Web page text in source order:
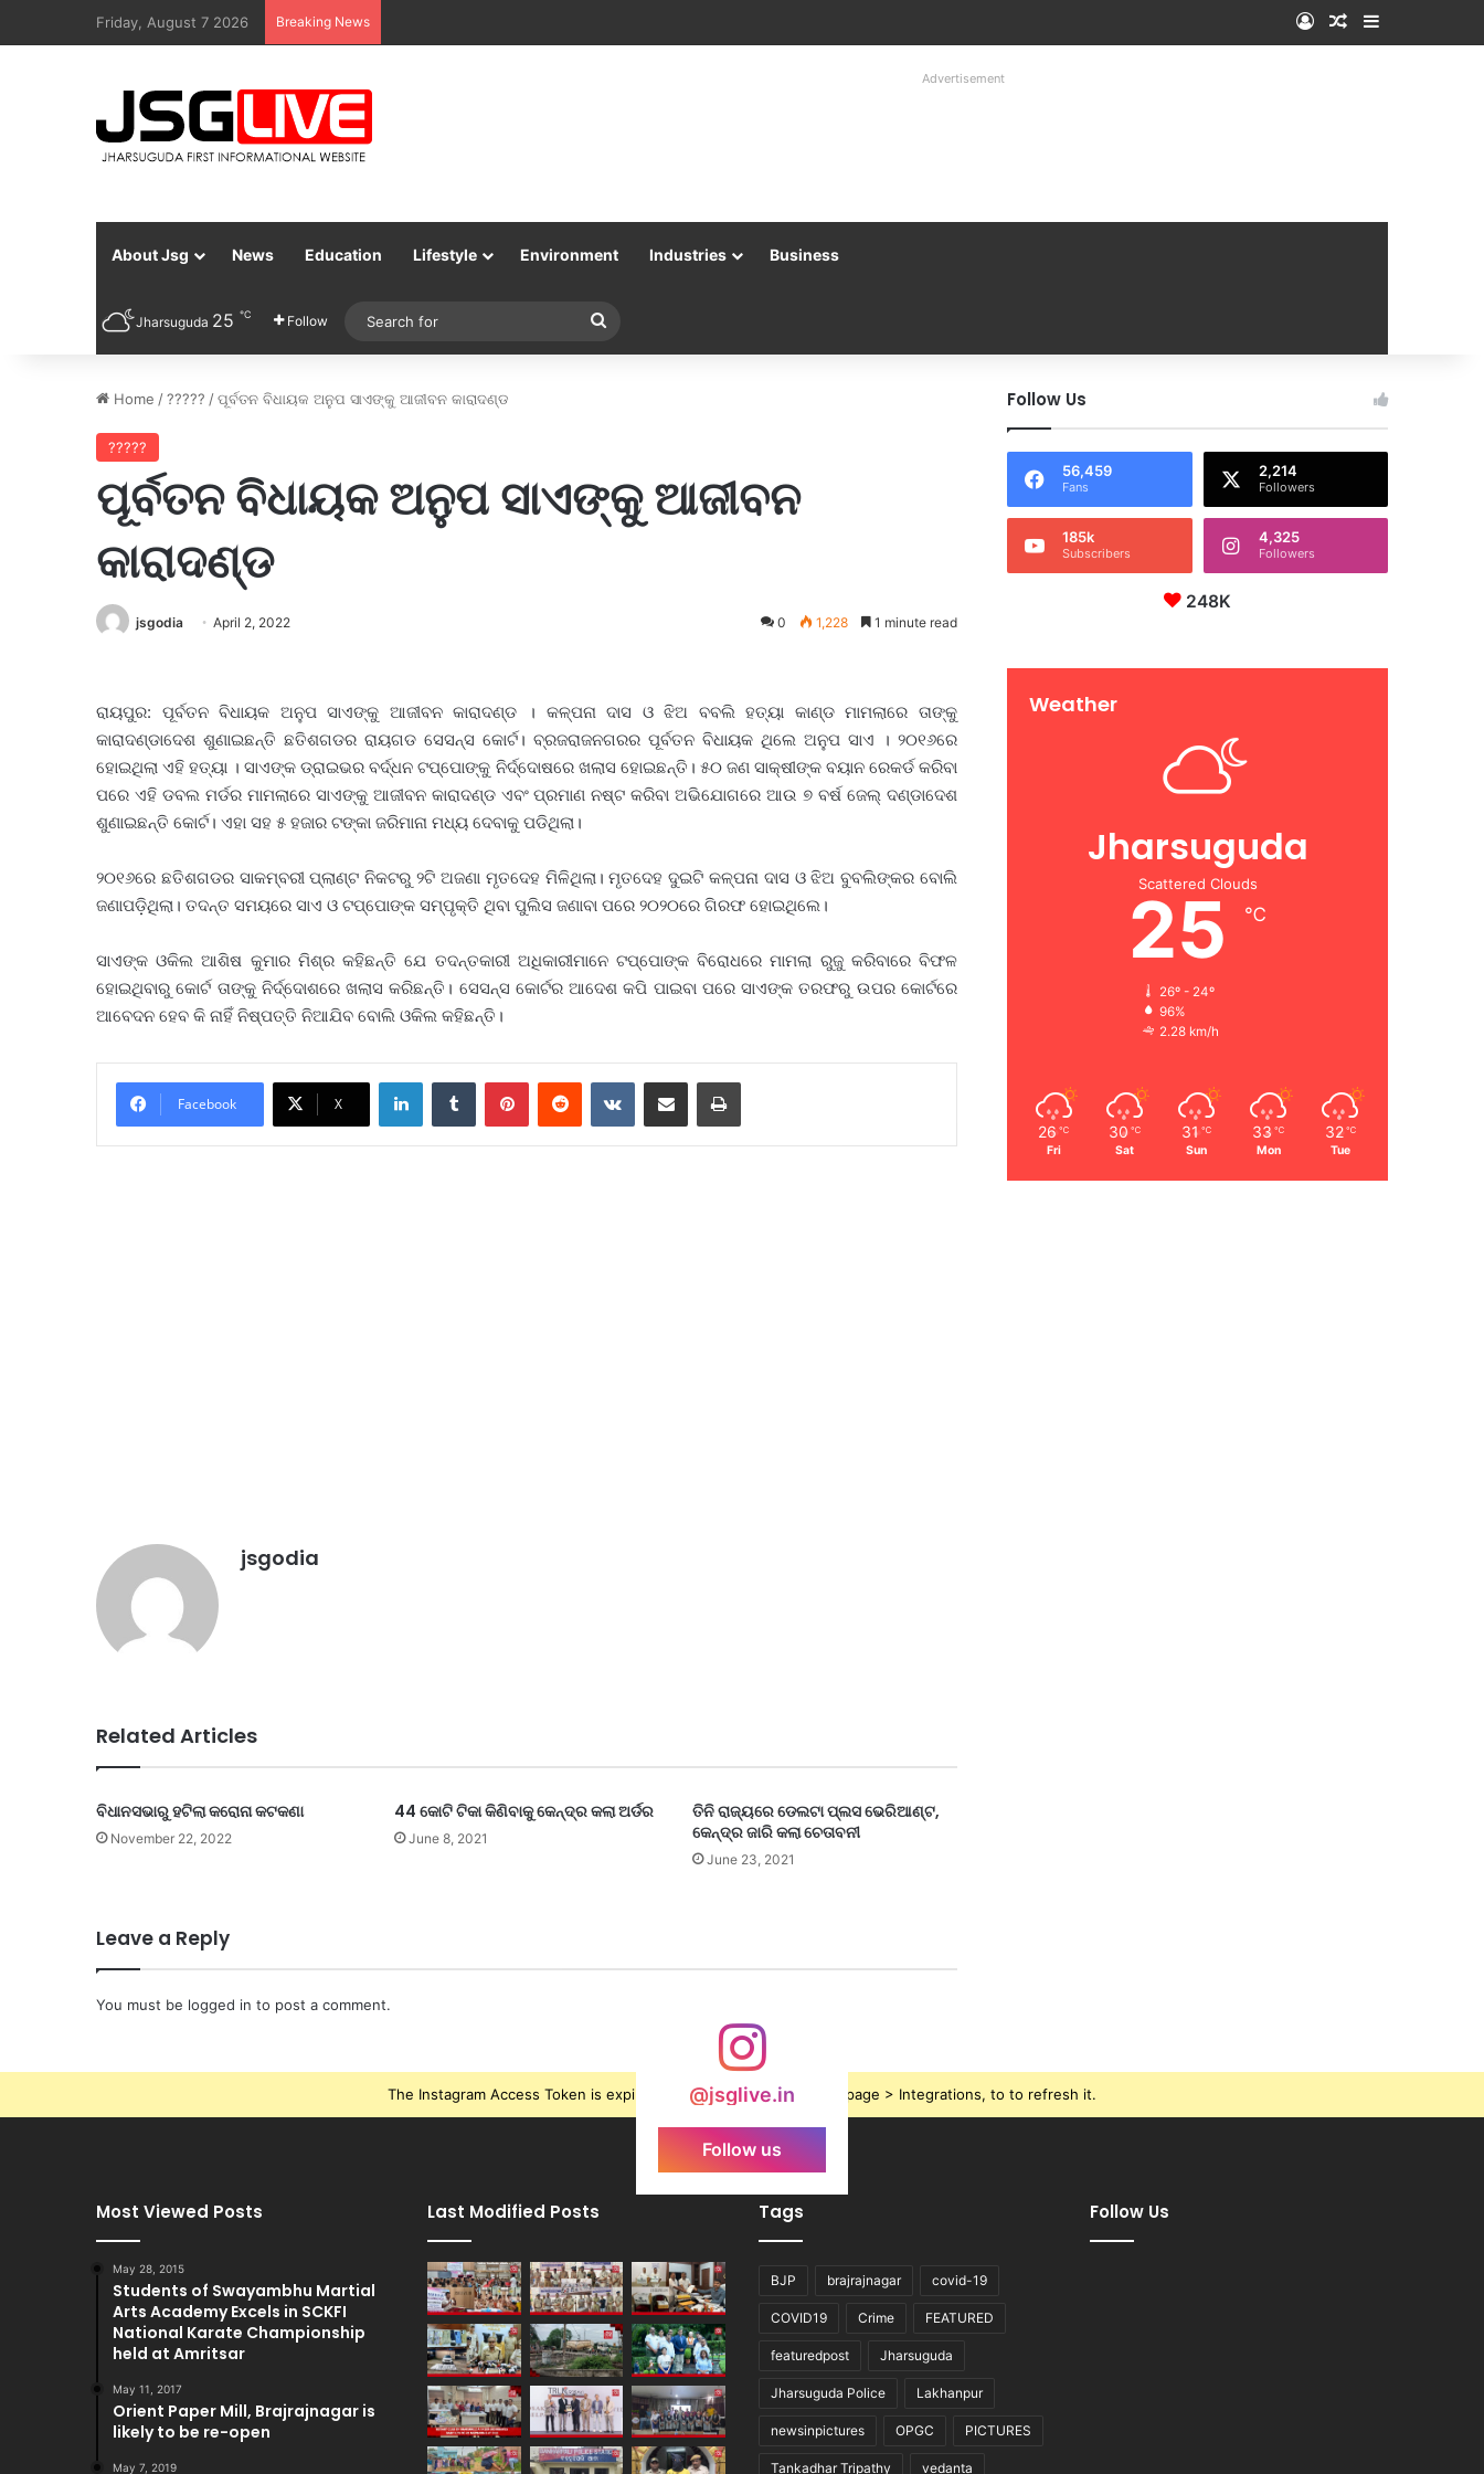
Friday, August 7 2026 Breaking News Log InRandom Article
Sidebar
Advertisement
About Jsg News Education Lifestyle Environment Industries Business
Jharsuguda 25 ℃ Follow
for
Home /????? /ପୂର୍ବତନ ବିଧାୟକ ଅନୁପ ସାଏଙ୍କୁ ଆଜୀବନ କାରାଦଣ୍ଡ
?????
ପୂର୍ବତନ ବିଧାୟକ ଅନୁପ ସାଏଙ୍କୁ ଆଜୀବନ
କାରାଦଣ୍ଡ
jsgodia April 2, 2022 0 1,228 1 minute read
ରାୟପୁର: ପୂର୍ବତନ ବିଧାୟକ ଅନୁପ ସାଏଙ୍କୁ ଆଜୀବନ କାରାଦଣ୍ଡ । କଳ୍ପନା ଦାସ ଓ ଝିଅ ବବଲି ହତ୍ୟା କାଣ୍ଡ ମାମଲାରେ ତାଙ୍କୁ
କାରାଦଣ୍ଡାଦେଶ ଶୁଣାଇଛନ୍ତି ଛତିଶଗଡର ରାୟଗଡ ସେସନ୍ସ କୋର୍ଟ। ବ୍ରଜରାଜନଗରର ପୂର୍ବତନ ବିଧାୟକ ଥିଲେ ଅନୁପ ସାଏ । ୨୦୧୬ରେ
ହୋଇଥିଲା ଏହି ହତ୍ୟା । ସାଏଙ୍କ ଡ୍ରାଇଭର ବର୍ଦ୍ଧନ ଟପ୍ପୋଙ୍କୁ ନିର୍ଦ୍ଦୋଷରେ ଖଲାସ ହୋଇଛନ୍ତି। ୫୦ ଜଣ ସାକ୍ଷୀଙ୍କ ବୟାନ ରେକର୍ଡ କରିବା
ପରେ ଏହି ଡବଲ ମର୍ଡର ମାମଲାରେ ସାଏଙ୍କୁ ଆଜୀବନ କାରାଦଣ୍ଡ ଏବଂ ପ୍ରମାଣ ନଷ୍ଟ କରିବା ଅଭିଯୋଗରେ ଆଉ ୭ ବର୍ଷ ଜେଲ୍ ଦଣ୍ଡାଦେଶ
ଶୁଣାଇଛନ୍ତି କୋର୍ଟ। ଏହା ସହ ୫ ହଜାର ଟଙ୍କା ଜରିମାନା ମଧ୍ୟ ଦେବାକୁ ପଡିଥିଲା।
୨୦୧୬ରେ ଛତିଶଗଡର ସାକମ୍ବରୀ ପ୍ଲାଣ୍ଟ ନିକଟରୁ ୨ଟି ଅଜଣା ମୃତଦେହ ମିଳିଥିଲା। ମୃତଦେହ ଦୁଇଟି କଳ୍ପନା ଦାସ ଓ ଝିଅ ବୁବଲିଙ୍କର ବୋଲି
ଜଣାପଡ଼ିଥିଲା। ତଦନ୍ତ ସମୟରେ ସାଏ ଓ ଟପ୍ପୋଙ୍କ ସମ୍ପୃକ୍ତି ଥିବା ପୁଲିସ ଜଣାବା ପରେ ୨୦୨୦ରେ ଗିରଫ ହୋଇଥିଲେ।
ସାଏଙ୍କ ଓକିଲ ଆଶିଷ କୁମାର ମିଶ୍ର କହିଛନ୍ତି ଯେ ତଦନ୍ତକାରୀ ଅଧିକାରୀମାନେ ଟପ୍ପୋଙ୍କ ବିରୋଧରେ ମାମଲା ରୁଜୁ କରିବାରେ ବିଫଳ
ହୋଇଥିବାରୁ କୋର୍ଟ ତାଙ୍କୁ ନିର୍ଦ୍ଦୋଶରେ ଖଲାସ କରିଛନ୍ତି। ସେସନ୍ସ କୋର୍ଟର ଆଦେଶ କପି ପାଇବା ପରେ ସାଏଙ୍କ ତରଫରୁ ଉପର କୋର୍ଟରେ
ଆବେଦନ ହେବ କି ନାହିଁ ନିଷ୍ପତ୍ତି ନିଆଯିବ ବୋଲି ଓକିଲ କହିଛନ୍ତି।
Facebook X
LinkedInTumblr PinterestReddit VKontakteShare via Email Print
jsgodia
Related Articles
ବିଧାନସଭାରୁ ହଟିଲା କରୋନା କଟକଣା
November 22, 2022
44 କୋଟି ଟିକା କିଣିବାକୁ କେନ୍ଦ୍ର କଲା ଅର୍ଡର
June 8, 2021
ତିନି ରାଜ୍ୟରେ ଡେଲଟା ପ୍ଲସ ଭେରିଆଣ୍ଟ,
କେନ୍ଦ୍ର ଜାରି କଲା ଚେତାବନୀ
June 23, 2021
Leave a Reply
You must be logged in to post a comment.
Follow Us
56,459
Fans
2,214
Followers
185k
Subscribers
4,325
Followers
248K
Weather
Jharsuguda
Scattered Clouds
25 ℃
26º - 24º
96%
2.28 km/h
26 ℃
Fri
30 ℃
Sat
31 ℃
Sun
33 ℃
Mon
32 ℃
Tue
@jsglive.in
Follow us
The Instagram Access Token is expired, Go to the Theme options page > Integrations, to to refresh it.
Most Viewed Posts
May 28, 2015
Students of Swayambhu Martial
Arts Academy Excels in SCKFI
National Karate Championship
held at Amritsar
May 11, 2017
Orient Paper Mill, Brajrajnagar is
likely to be re-open
May 7, 2019
Last Modified Posts Tags
BJP brajrajnagar covid-19
COVID19 Crime FEATURED
featuredpost Jharsuguda
Jharsuguda Police Lakhanpur
newsinpictures OPGC PICTURES
Tankadhar Tripathy vedanta
Follow Us